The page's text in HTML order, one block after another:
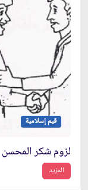
قيم إسلامية
لزوم شكر المحسن
المزيد